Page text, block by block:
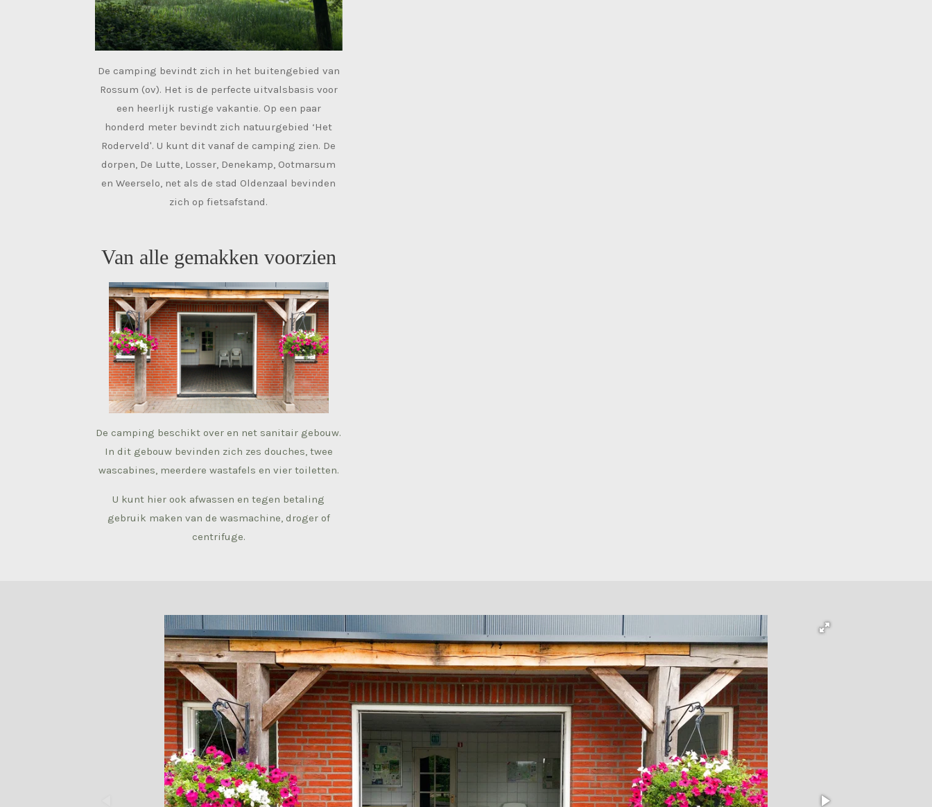
De camping bevindt zich in het buitengebied van
Rossum (ov). Het is de perfecte uitvalsbasis voor
een heerlijk rustige vakantie. Op een paar
honderd meter bevindt zich natuurgebied ‘Het
Roderveld'. U kunt dit vanaf de camping zien. De
dorpen, De Lutte, Losser, Denekamp, Ootmarsum
en Weerselo, net als de stad Oldenzaal bevinden
zich op fietsafstand.
Van alle gemakken voorzien
De camping beschikt over en net sanitair gebouw.
In dit gebouw bevinden zich zes douches, twee
wascabines, meerdere wastafels en vier toiletten.
U kunt hier ook afwassen en tegen betaling
gebruik maken van de wasmachine, droger of
centrifuge.